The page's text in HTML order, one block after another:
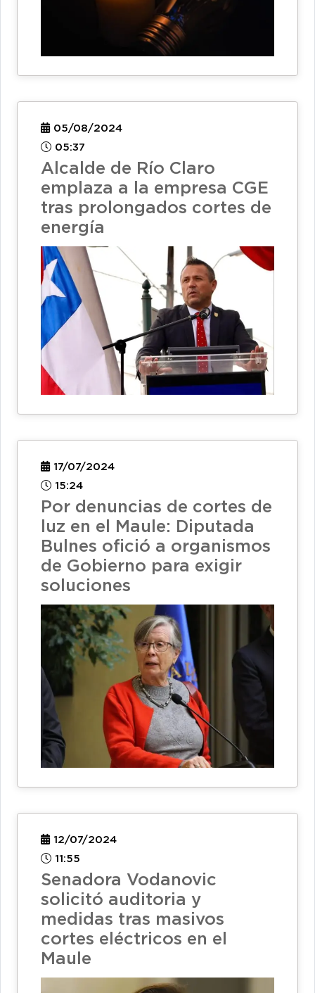
05/08/2024
05:37
Alcalde de Río Claro
emplaza a la empresa CGE
tras prolongados cortes de
energía
17/07/2024
15:24
Por denuncias de cortes de
luz en el Maule: Diputada
Bulnes ofició a organismos
de Gobierno para exigir
soluciones
12/07/2024
11:55
Senadora Vodanovic
solicitó auditoria y
medidas tras masivos
cortes eléctricos en el
Maule